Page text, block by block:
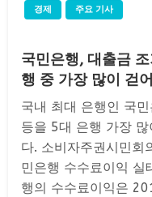
경제 주요 기사
국민은행, 대출금
행 중 가장 많이 걷
국내 최대 은행인 국
등을 5대 은행 가장
다. 소비자주권시민회
민은행 수수료이익 실
행의 수수료이익은